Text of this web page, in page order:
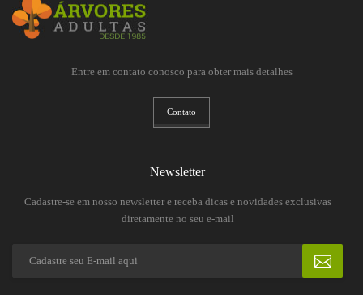
Entre em contato conosco para obter mais detalhes
Contato
Newsletter
Cadastre-se em nosso newsletter e receba dicas e novidades exclusivas
diretamente no seu e-mail